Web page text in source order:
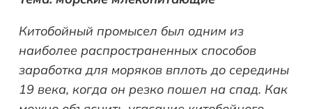
Китобойный промысел был одним из
наиболее распространенных способов
заработка для моряков вплоть до середины
19 века, когда он резко пошел на спад. Как